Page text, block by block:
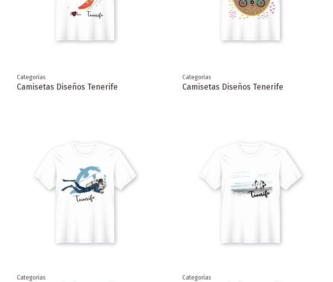
Categorias
Camisetas Diseños Tenerife
Categorias
Camisetas Diseños Tenerife
Categorias Categorias